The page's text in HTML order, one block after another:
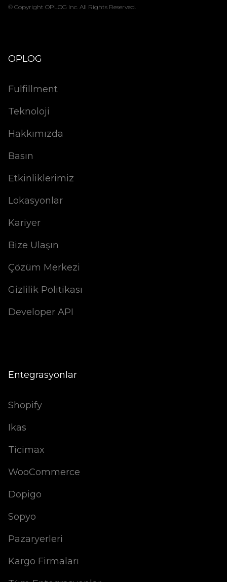
© Copyright OPLOG Inc. All Rights Reserved.
OPLOG
Fulfillment
Teknoloji
Hakkımızda
Basın
Etkinliklerimiz
Lokasyonlar
Kariyer
Bize Ulaşın
Çözüm Merkezi
Gizlilik Politikası
Developer API
Entegrasyonlar
Shopify
Ikas
Ticimax
WooCommerce
Dopigo
Sopyo
Pazaryerleri
Kargo Firmaları